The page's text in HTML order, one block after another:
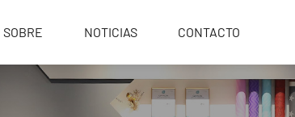
SOBRE NOTICIAS CONTACTO